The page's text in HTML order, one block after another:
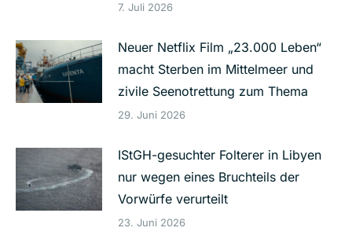
7. Juli 2026
Neuer Netflix Film „23.000 Leben“
macht Sterben im Mittelmeer und
zivile Seenotrettung zum Thema
29. Juni 2026
IStGH-gesuchter Folterer in Libyen
nur wegen eines Bruchteils der
Vorwürfe verurteilt
23. Juni 2026